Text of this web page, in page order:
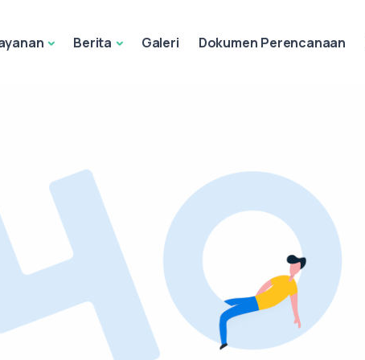
Berita Galeri Dokumen Perencanaan